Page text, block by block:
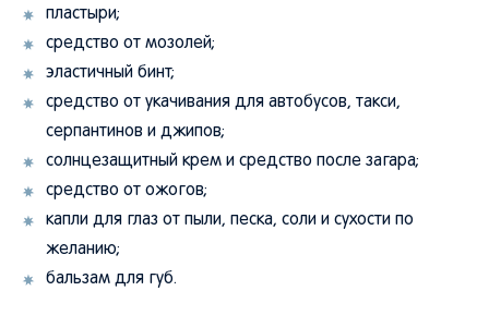
средство от мозолей;
эластичный бинт;
средство от укачивания для автобусов, такси,
серпантинов и джипов;
солнцезащитный крем и средство после загара;
средство от ожогов;
капли для глаз от пыли, песка, соли и сухости по
желанию;
бальзам для губ.